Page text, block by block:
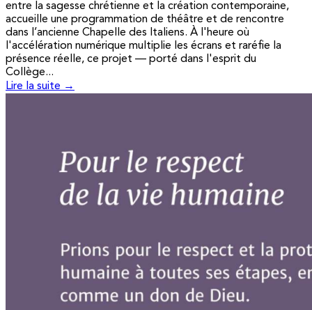
entre la sagesse chrétienne et la création contemporaine,
accueille une programmation de théâtre et de rencontre
dans l’ancienne Chapelle des Italiens. À l'heure où
l'accélération numérique multiplie les écrans et raréfie la
présence réelle, ce projet — porté dans l'esprit du
Collège...
Lire la suite →